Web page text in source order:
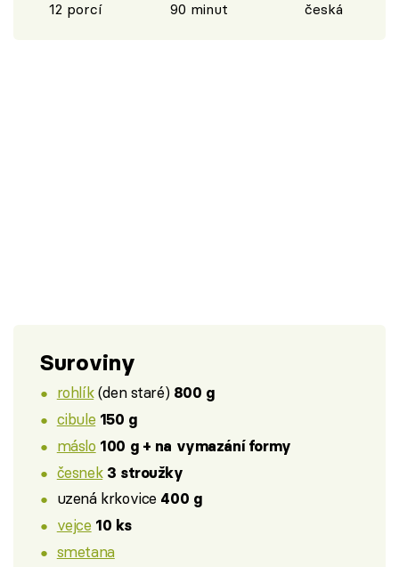
12 porcí 90 minut česká
Suroviny
rohlík(den staré) 800 g
cibule 150 g
máslo 100 g + na vymazání formy
česnek 3 stroužky
uzená krkovice 400 g
vejce 10 ks
smetana